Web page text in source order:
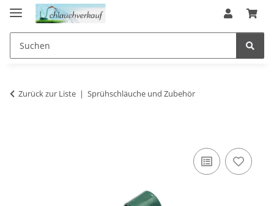
Zurück zur Liste Sprühschläuche und Zubehör